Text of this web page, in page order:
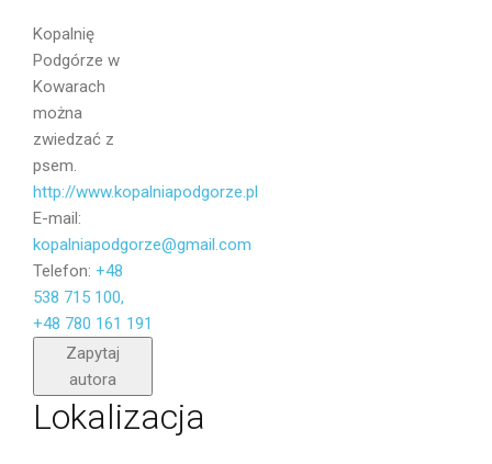
Kopalnię
Podgórze w
Kowarach
można
zwiedzać z
psem.
http://www.kopalniapodgorze.pl
E-mail:
kopalniapodgorze@gmail.com
Telefon: +48
538 715 100,
+48 780 161 191
Zapytaj
autora
Wiadomość
Wyślij
Lokalizacja